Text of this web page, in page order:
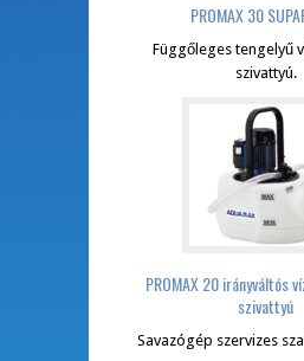
PROMAX 30
Függőleges tengelyű
szivattyú.
PROMAX 20 irányváltós
szivattyú
Savazógép szervizes